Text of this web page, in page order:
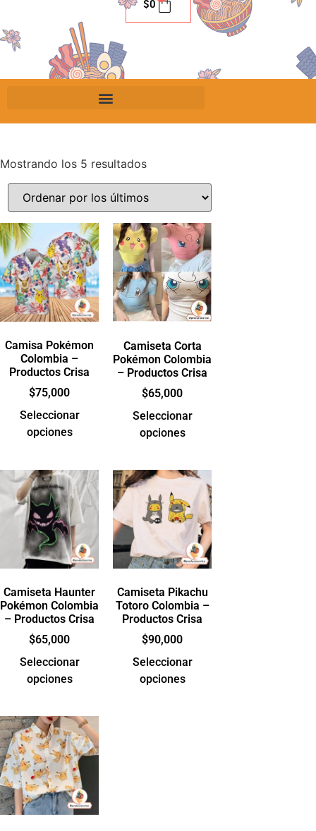
$0
Mostrando los 5 resultados
Camisa Pokémon
Colombia –
Productos Crisa
$75,000
Seleccionar
opciones
Camiseta Corta
Pokémon Colombia
– Productos Crisa
$65,000
Seleccionar
opciones
Camiseta Haunter
Pokémon Colombia
– Productos Crisa
$65,000
Seleccionar
opciones
Camiseta Pikachu
Totoro Colombia –
Productos Crisa
$90,000
Seleccionar
opciones